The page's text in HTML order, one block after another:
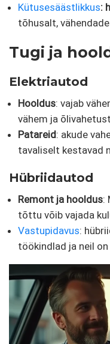
Kütusesäästlikkus:
tõhusalt,
Tugi ja
Elektriautod
Hooldus: vajab
vähem ja
Patareid: akude
tavaliselt kestavad
Hübriidautod
Remont ja hooldus:
tõttu võib vajada
Vastupidavus:
töökindlad ja neil